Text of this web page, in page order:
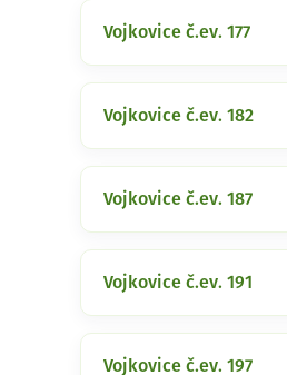
Vojkovice č.ev. 177
Vojkovice č.ev. 182
Vojkovice č.ev. 187
Vojkovice č.ev. 191
Vojkovice č.ev. 197